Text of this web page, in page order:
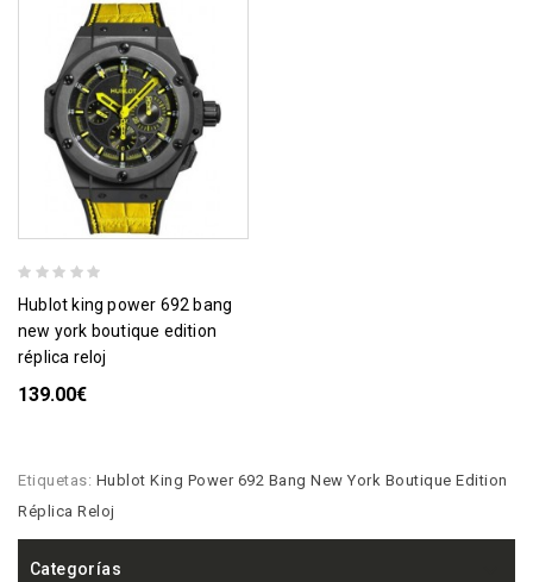
hublot king power 692 bang
new york boutique edition
réplica reloj
139.00€
Etiquetas: Hublot King Power 692 Bang New York Boutique Edition
Réplica Reloj
Categorías